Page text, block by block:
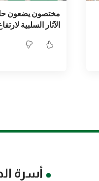
مختصون يضعون
الآثار السلبية
أسرة